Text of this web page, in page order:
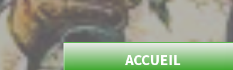
ACCUEIL